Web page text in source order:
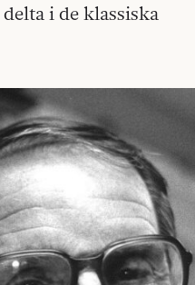
i de klassiska